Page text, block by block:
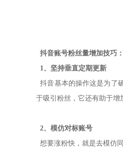
抖音账号粉丝量增加技巧：
1、坚持垂直定期更新
抖音基本的操作这是为了
于吸引粉丝，它还有助于增
2、模仿对标账号
想要涨粉快，就是去模仿